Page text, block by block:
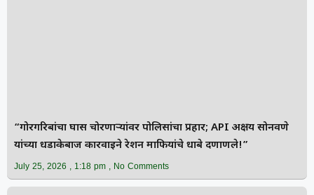
“गोरगरिबांचा घास चोरणाऱ्यांवर पोलिसांचा प्रहार; API अक्षय सोनवणे
यांच्या धडाकेबाज कारवाईने रेशन माफियांचे धाबे दणाणले!”
July 25, 2026 1:18 pm No Comments